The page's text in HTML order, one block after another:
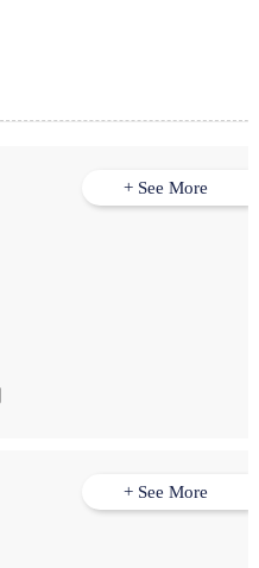
+ See More
+ See More